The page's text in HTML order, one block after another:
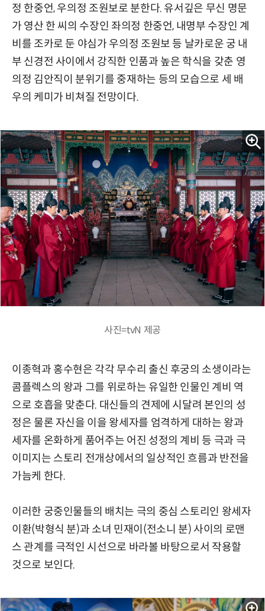
정 한중언, 우의정 조원보로 분한다. 유서깊은 무신 명문
가 영산 한 씨의 수장인 좌의정 한중언, 내명부 수장인 계
비를 조카로 둔 야심가 우의정 조원보 등 날카로운 궁 내
부 신경전 사이에서 강직한 인품과 높은 학식을 갖춘 영
의정 김안직이 분위기를 중재하는 등의 모습으로 세 배
우의 케미가 비쳐질 전망이다.
사진=tvN 제공
이종혁과 홍수현은 각각 무수리 출신 후궁의 소생이라는
콤플렉스의 왕과 그를 위로하는 유일한 인물인 계비 역
으로 호흡을 맞춘다. 대신들의 견제에 시달려 본인의 성
정은 물론 자신을 이을 왕세자를 엄격하게 대하는 왕과
세자를 온화하게 품어주는 어진 성정의 계비 등 극과 극
이미지는 스토리 전개상에서의 일상적인 흐름과 반전을
가늠케 한다.
이러한 궁중인물들의 배치는 극의 중심 스토리인 왕세자
이환(박형식 분)과 소녀 민재이(전소니 분) 사이의 로맨
스 관계를 극적인 시선으로 바라볼 바탕으로서 작용할
것으로 보인다.